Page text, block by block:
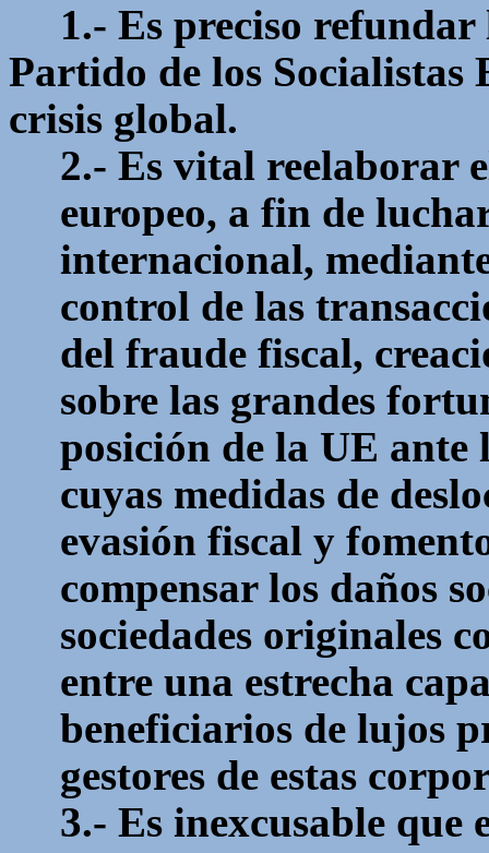
1.- Es preciso
Partido de los Socialistas
crisis global.
2.- Es vital reelaborar
europeo, a fin de
internacional,
control de las
del fraude fiscal,
sobre las grandes
posición de la UE ante
cuyas medidas de
evasión fiscal y
compensar los daños
sociedades originales
entre una estrecha
beneficiarios de lujos
gestores de estas
3.- Es inexcusable que